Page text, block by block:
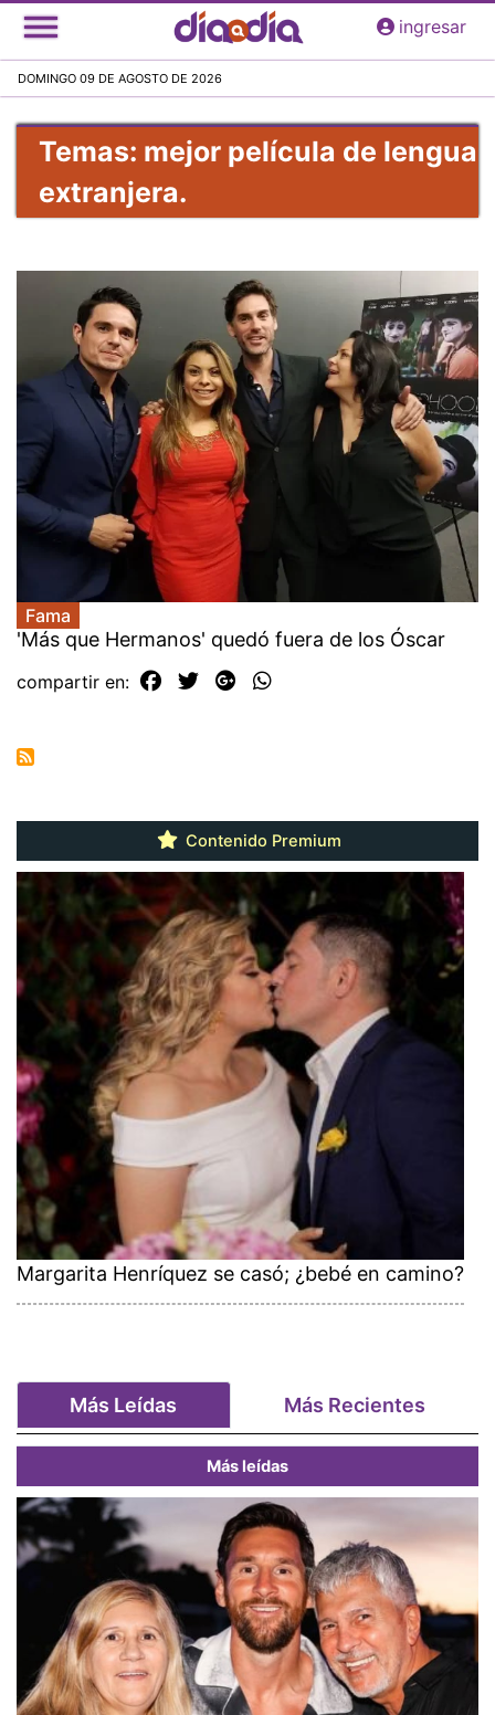
Pasar
al
principal
ingresar
DOMINGO 09 DE AGOSTO DE 2026
Temas: mejor película de lengua
extranjera.
Fama
'Más que Hermanos' quedó fuera de los Óscar
compartir en:
Contenido Premium
Margarita Henríquez se casó; ¿bebé en camino?
Más Leídas Más Recientes
Más leídas